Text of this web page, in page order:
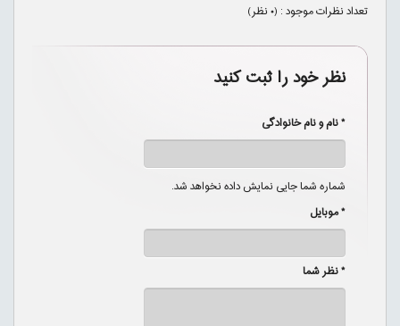
تعداد نظرات موجود : (۰نظر)
نظر خود را ثبت کنید
* نام و نام خانوادگی
شماره شما جایی نمایش داده نخواهد شد.
* موبایل
* نظر شما